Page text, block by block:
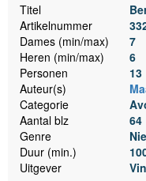
Titel
Artikelnummer
Dames (min/max)
7
Heren (min/max)
6
Personen
13
Auteur(s)
Categorie
Aantal blz
64
Genre
Duur (min.)
Uitgever